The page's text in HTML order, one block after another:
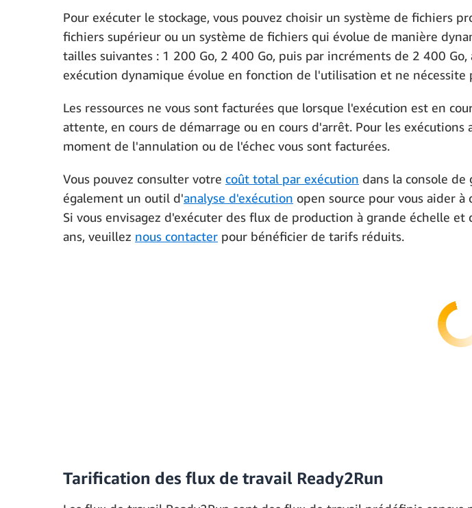
Pour exécuter le stockage, vous pouvez choisir un système de fichiers
fichiers supérieur ou un système de fichiers qui évolue de manière
tailles suivantes : 1 200 Go, 2 400 Go, puis par incréments de 2 400
exécution dynamique évolue en fonction de l'utilisation et ne
Les ressources ne vous sont facturées que lorsque l'exécution est en
attente, en cours de démarrage ou en cours d'arrêt. Pour les
moment de l'annulation ou de l'échec vous sont facturées.
Vous pouvez consulter votre coût total par exécution dans la console
également un outil d'analyse d'exécution open source pour vous aider
Si vous envisagez d'exécuter des flux de production à grande échelle
ans, veuillez nous contacter pour bénéficier de tarifs réduits.
Tarification des flux de travail Ready2Run